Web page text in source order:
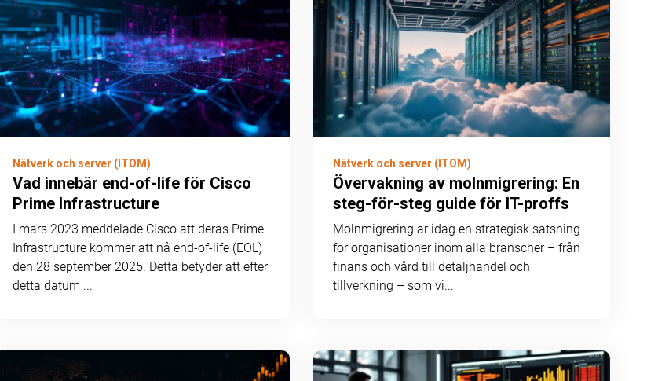
Nätverk och server (ITOM)
Vad innebär end-of-life för Cisco
Prime Infrastructure
I mars 2023 meddelade Cisco att deras Prime
Infrastructure kommer att nå end-of-life (EOL)
den 28 september 2025. Detta betyder att efter
detta datum ...
Nätverk och server (ITOM)
Övervakning av molnmigrering: En
steg-för-steg guide för IT-proffs
Molnmigrering är idag en strategisk satsning
för organisationer inom alla branscher – från
finans och vård till detaljhandel och
tillverkning – som vi...